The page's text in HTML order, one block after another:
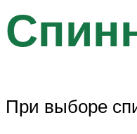
При выборе